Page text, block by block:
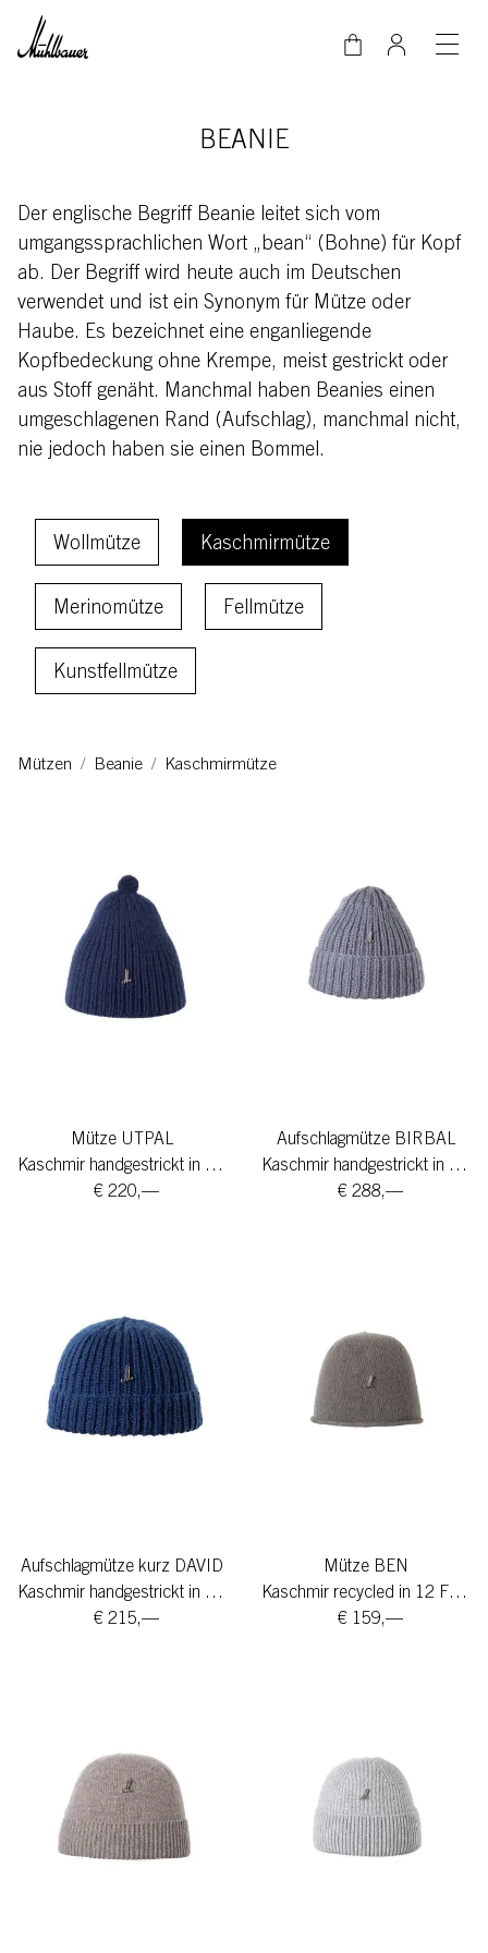
Direkt zum Inhalt
BEANIE
Der englische Begriff Beanie leitet sich vom
umgangssprachlichen Wort „bean“ (Bohne) für Kopf
ab. Der Begriff wird heute auch im Deutschen
verwendet und ist ein Synonym für Mütze oder
Haube. Es bezeichnet eine enganliegende
Kopfbedeckung ohne Krempe, meist gestrickt oder
aus Stoff genäht. Manchmal haben Beanies einen
umgeschlagenen Rand (Aufschlag), manchmal nicht,
nie jedoch haben sie einen Bommel.
Wollmütze
Kaschmirmütze
Merinomütze Fellmütze
Kunstfellmütze
Mützen Beanie Kaschmirmütze
Mütze UTPAL
Kaschmir handgestrickt in 8 Farben
€ 220,—
Aufschlagmütze BIRBAL
Kaschmir handgestrickt in 8 Farben
€ 288,—
Aufschlagmütze kurz DAVID
Kaschmir handgestrickt in 8 Farben
€ 215,—
Mütze BEN
Kaschmir recycled in 12 Farben
€ 159,—